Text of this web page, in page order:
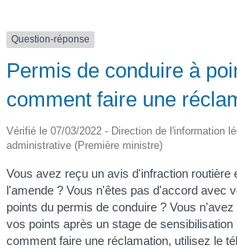
Question-réponse
Permis de conduire à
comment faire une
Vérifié le 07/03/2022 - Direction de l'information
administrative (Première ministre)
Vous avez reçu un avis d'infraction routière
l'amende ? Vous n'êtes pas d'accord avec
points du permis de conduire ? Vous
vos points après un stage de
comment faire une réclamation, utilisez le